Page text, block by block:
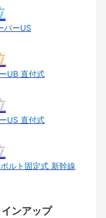
バーUS
UB 直付式
US 直付式
ルト固定式 新幹線
ンアップ